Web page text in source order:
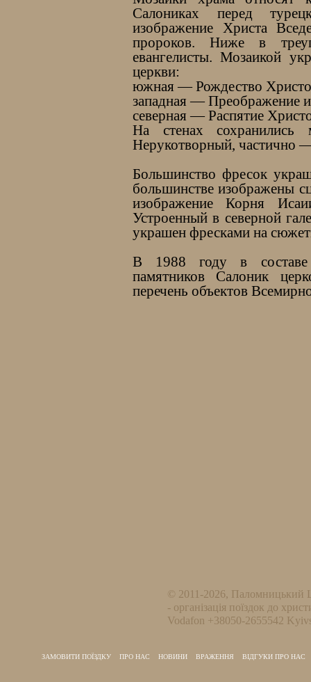
Салониках перед
изображение Христа
пророков. Ниже в
евангелисты. Мозаикой
церкви:
южная — Рождество
западная — Преображение
северная — Распятие
На стенах сохранились
Нерукотворный, частично
Большинство фресок
большинстве изображены
изображение Корня
Устроенный в северной
украшен фресками на
В 1988 году в составе
памятников Салоник
перечень объектов
© 2011-2026, Паломницький
- організація поїздок до
Vodafon +38050-2655542
ЗАМОВИТИ ПОЇЗДКУ ПРО НАС НОВИНИ ВРАЖЕННЯ ВІДГУКИ ПРО НАС